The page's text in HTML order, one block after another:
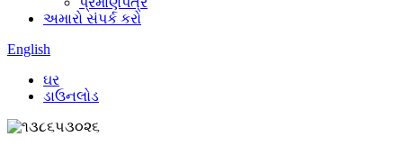
અમારો સંપર્ક કરો
English
ઘર
ડાઉનલોડ